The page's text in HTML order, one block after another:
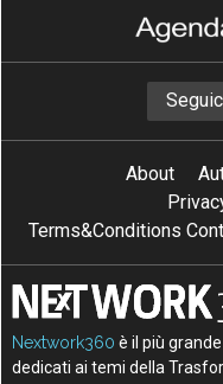
About
Terms&Conditions
Nextwork360 è il più
dedicati ai temi della